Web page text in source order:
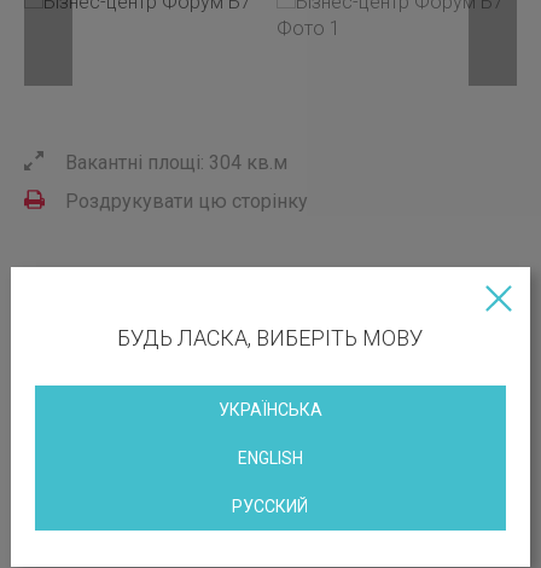
Вакантні площі: 304 кв.м
Роздрукувати цю сторінку
вул. Брюллова, 7, Київ, Україна
БУДЬ ЛАСКА, ВИБЕРІТЬ МОВУ
УКРАЇНСЬКА
ENGLISH
РУССКИЙ